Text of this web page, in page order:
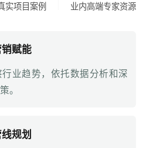
实项目案例 业内高端专家资源
赋能
业趋势，依托数据分析和深
。
规划